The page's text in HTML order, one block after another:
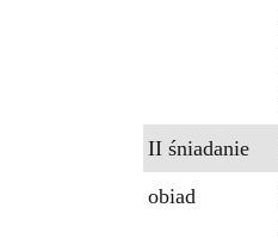
II śniadanie
obiad